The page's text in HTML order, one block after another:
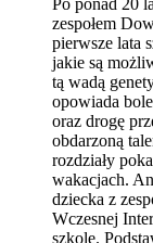
zespołem
pierwsze lata
jakie są
tą wadą
opowiada
oraz drogę
obdarzoną
rozdziały
wakacjach.
dziecka z
Wczesnej
szkole.